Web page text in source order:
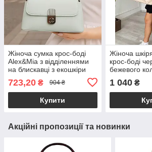
Жіноча сумка крос-боді
Alex&Mia з відділеннями
на блискавці з екошкіри
723,20 ₴ 904 ₴
Купити
Жіноча
крос-боді
бежевого
Welassie
1 040₴
Акційні пропозиції та новинки